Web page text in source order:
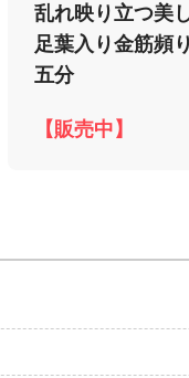
乱れ映り立つ美
足葉入り金筋頻
五分
【販売中】